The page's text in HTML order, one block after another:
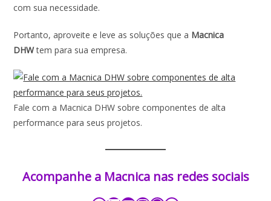
com sua necessidade.
Portanto, aproveite e leve as soluções que a Macnica
DHWtem para sua empresa.
Fale com a Macnica DHW sobre componentes de alta
performance para seus projetos.
Acompanhe a Macnica nas redes sociais​​​